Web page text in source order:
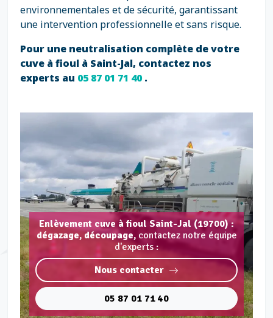
environnementales et de sécurité, garantissant
une intervention professionnelle et sans risque.
Pour une neutralisation complète de votre
cuve à fioul à Saint-Jal, contactez nos
experts au 05 87 01 71 40.
Enlèvement cuve à fioul Saint-Jal (19700) :
dégazage, découpage, contactez notre équipe
d'experts :
Nous contacter
05 87 01 71 40